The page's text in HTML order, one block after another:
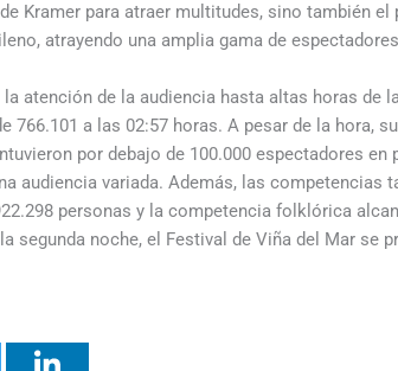
Kramer para atraer multitudes, sino también el
atrayendo una amplia gama de
atención de la audiencia hasta altas horas de
766.101 a las 02:57 horas. A pesar de la hora,
por debajo de 100.000 espectadores en
audiencia variada. Además, las competencias
personas y la competencia folklórica
segunda noche, el Festival de Viña del Mar se